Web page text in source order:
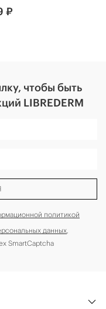
₽
чтобы быть
LIBREDERM
политикой
данных,
SmartCaptcha